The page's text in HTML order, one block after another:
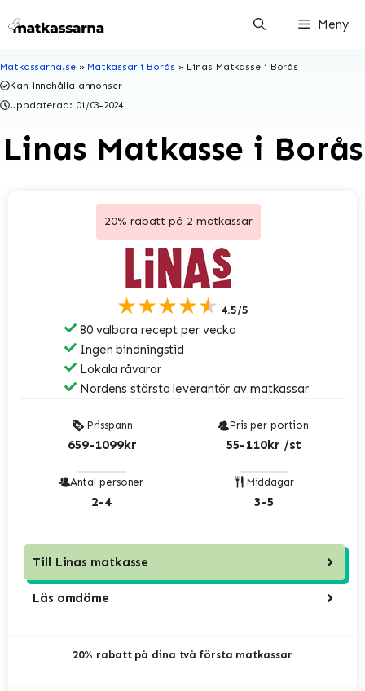
till
Meny
Matkassarna.se» Matkassar i Borås » Linas Matkasse i Borås
Kan innehålla annonser
Uppdaterad: 01/03-2024
Linas Matkasse i Borås
20% rabatt på 2 matkassar
★★★★★ 4.5/5
80 valbara recept per vecka
Ingen bindningstid
Lokala råvaror
Nordens största leverantör av matkassar
Prisspann
659-1099kr
Pris per portion
55-110kr /st
Antal personer
2-4
Middagar
3-5
Till Linas matkasse
Läs omdöme
20% rabatt på dina två första matkassar